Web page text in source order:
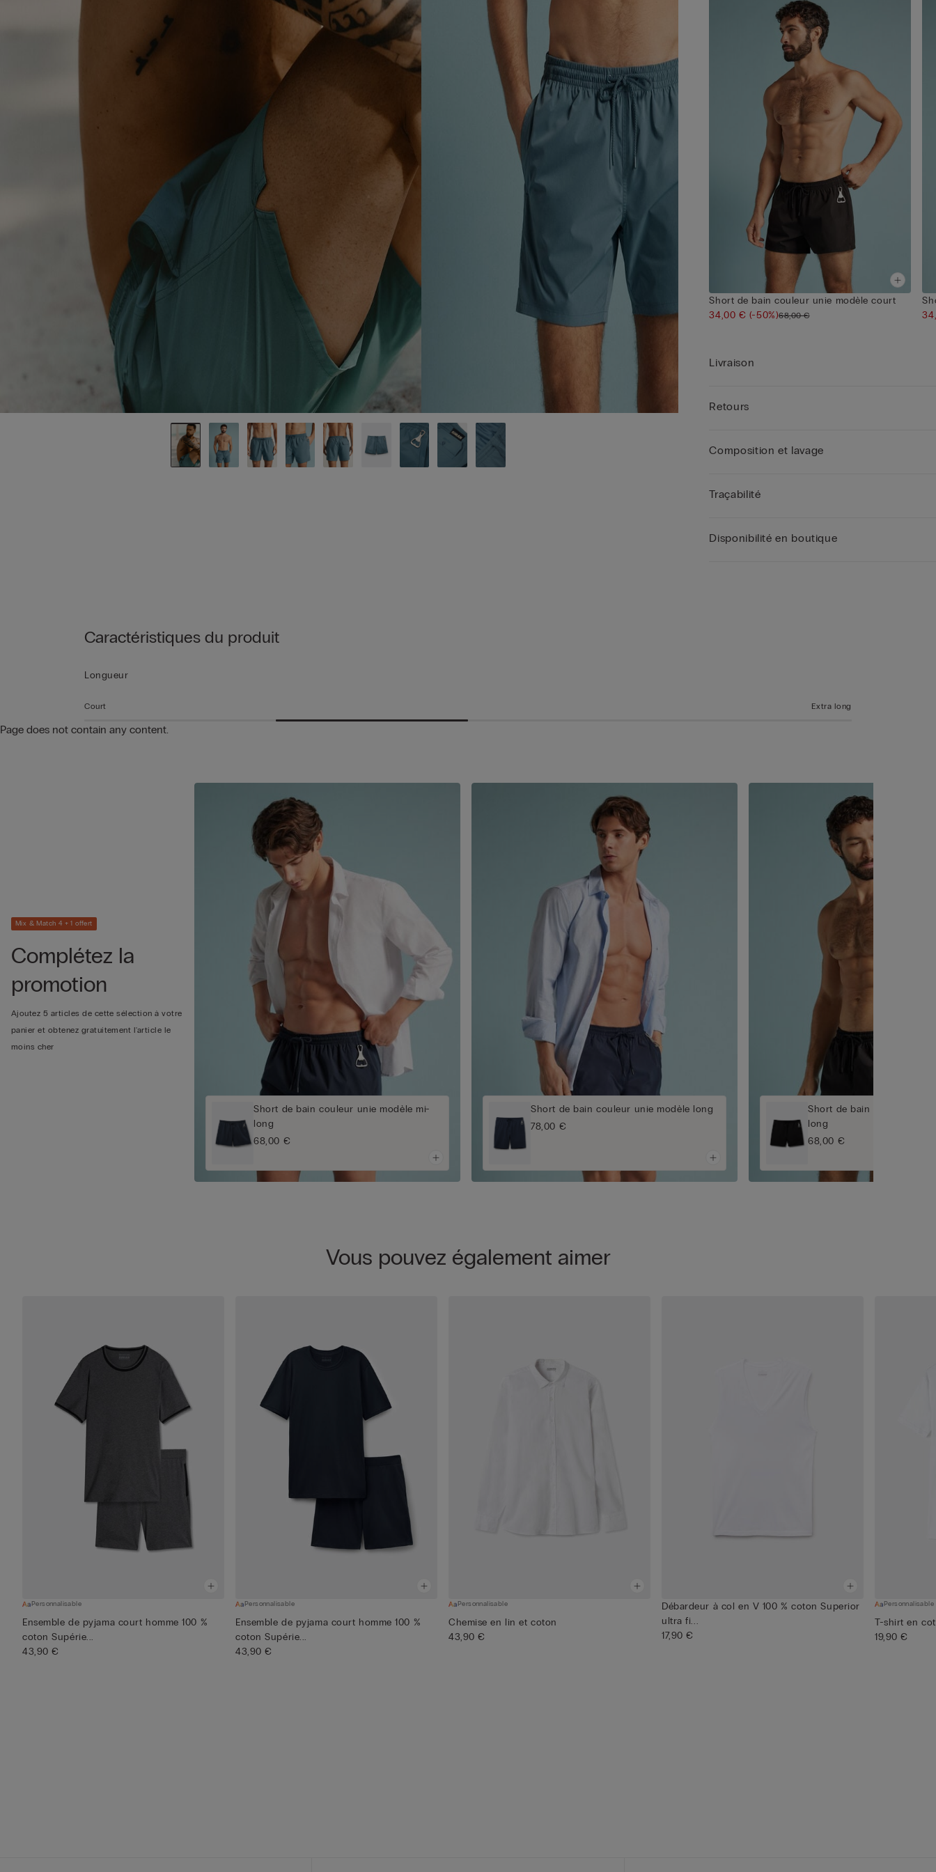
• Le mannequin mesure 1,85 m et porte une taille
Short de bain couleur unie modèle court
34,00 € (-50%)68,00 €
Livraison
Retours
Composition et lavage
Traçabilité
Disponibilité en boutique
Caractéristiques du produit
Longueur
Court Extra long
Page does not contain any content.
Mix & Match 4 + 1 offert
Complétez la
promotion
Ajoutez 5 articles de cette sélection à votre
panier et obtenez gratuitement l'article le
moins cher
Short de bain couleur unie modèle mi-
long
68,00 €
Short de bain couleur unie modèle long
78,00 €
Short de bain couleur unie
long
68,00 €
Vous pouvez également aimer
Personnalisable
Ensemble de pyjama court homme 100 %
coton Supérie...
43,90 €
Personnalisable
Ensemble de pyjama court homme 100 %
coton Supérie...
43,90 €
Personnalisable
Chemise en lin et coton
43,90 €
Débardeur à col en V 100 % coton Superior
ultra fi...
17,90 €
Personnalisable
T-shirt en
19,90 €